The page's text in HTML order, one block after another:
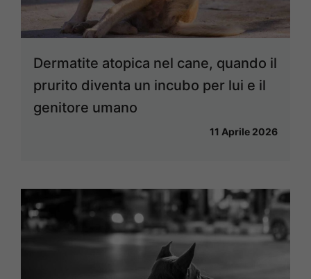
Dermatite atopica nel cane, quando il
prurito diventa un incubo per lui e il
genitore umano
11 Aprile 2026